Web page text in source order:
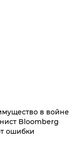
в войне
Bloomberg
ошибки